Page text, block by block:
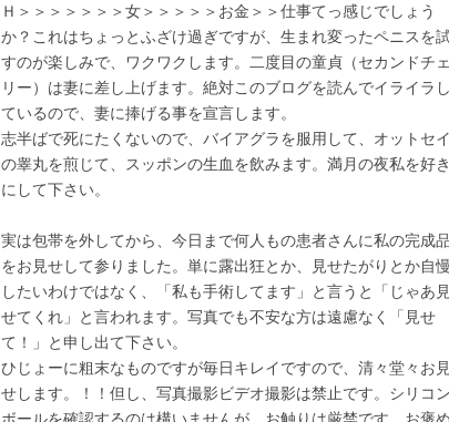
Ｈ＞＞＞＞＞＞＞女＞＞＞＞＞お金＞＞仕事てっ感じでしょう
か？これはちょっとふざけ過ぎですが、生まれ変ったペニスを
すのが楽しみで、ワクワクします。二度目の童貞（セカンドチェ
リー）は妻に差し上げます。絶対このブログを読んでイライラし
ているので、妻に捧げる事を宣言します。
志半ばで死にたくないので、バイアグラを服用して、オットセイ
の睾丸を煎じて、スッポンの生血を飲みます。満月の夜私を好き
にして下さい。
実は包帯を外してから、今日まで何人もの患者さんに私の完成品
をお見せして参りました。単に露出狂とか、見せたがりとか自慢
したいわけではなく、「私も手術してます」と言うと「じゃあ見
せてくれ」と言われます。写真でも不安な方は遠慮なく「見せ
て！」と申し出て下さい。
ひじょーに粗末なものですが毎日キレイですので、清々堂々お見
せします。！！但し、写真撮影ビデオ撮影は禁止です。シリコン